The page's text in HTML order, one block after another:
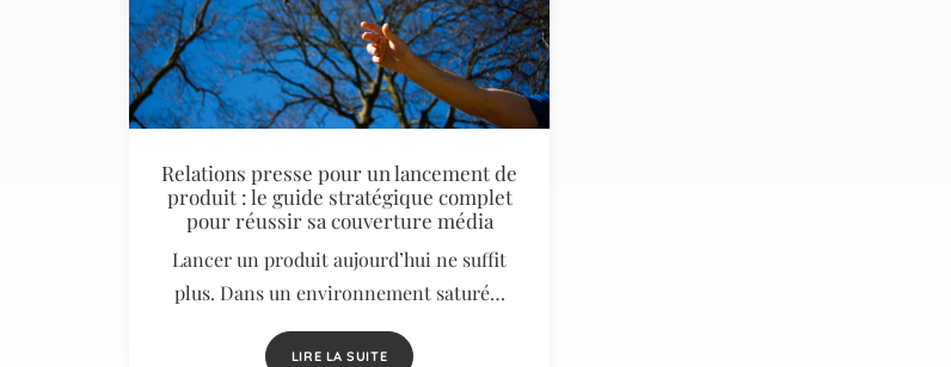
Relations presse pour un lancement de
produit : le guide stratégique complet
pour réussir sa couverture média
Lancer un produit aujourd’hui ne suffit
plus. Dans un environnement saturé…
LIRE LA SUITE